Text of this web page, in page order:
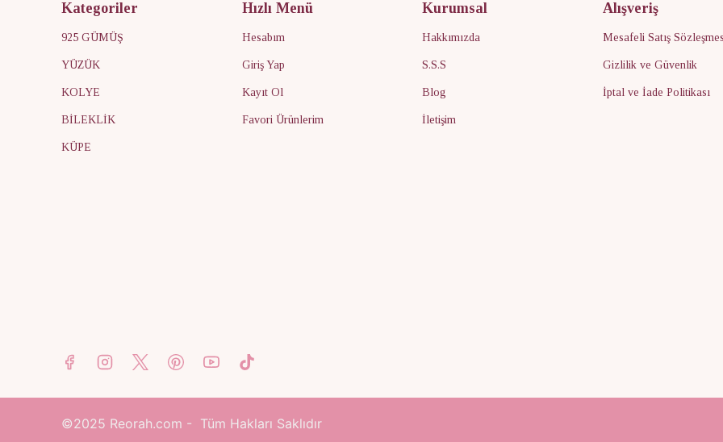
Kategoriler
925 GÜMÜŞ
YÜZÜK
KOLYE
BİLEKLİK
KÜPE
Hızlı Menü
Hesabım
Giriş Yap
Kayıt Ol
Favori Ürünlerim
Kurumsal
Hakkımızda
S.S.S
Blog
İletişim
Alışveriş
Mesafeli Satış
Gizlilik ve Güvenlik
İptal ve İade Politikası
©2025 Reorah.com - Tüm Hakları Saklıdır